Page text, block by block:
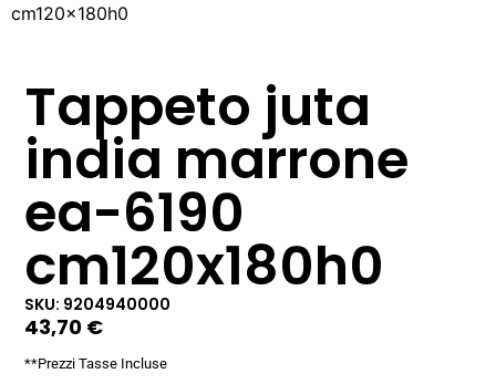
cm120x180h0
Tappeto juta
india marrone
ea-6190
cm120x180h0
SKU: 9204940000
43,70 €
**Prezzi Tasse Incluse